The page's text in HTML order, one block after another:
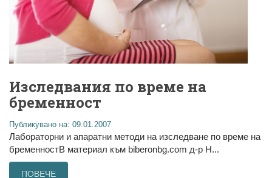
Изследвания по време на
бременност
Публикувано на: 09.01.2007
Лабораторни и апаратни методи на изследване по време на
бременностВ материал към biberonbg.com д-р Н...
ПОВЕЧЕ